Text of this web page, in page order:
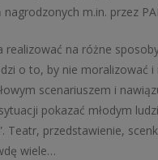
m.in. przez
realizować na różne
o to, by nie moralizować i
scenariuszem i
pokazać młodym
Teatr, przedstawienie,
wiele…